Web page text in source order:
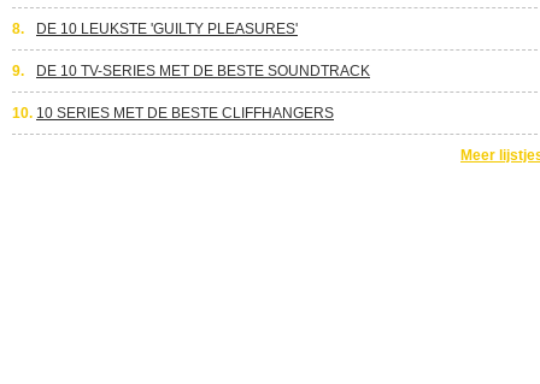
8. DE 10 LEUKSTE 'GUILTY PLEASURES'
9. DE 10 TV-SERIES MET DE BESTE SOUNDTRACK
10. 10 SERIES MET DE BESTE CLIFFHANGERS
Meer